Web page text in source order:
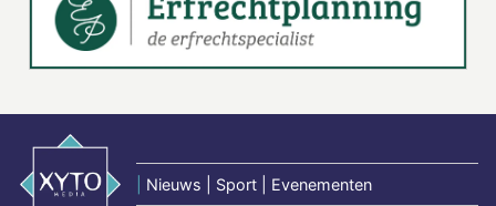
Nieuws | Sport | Evenementen